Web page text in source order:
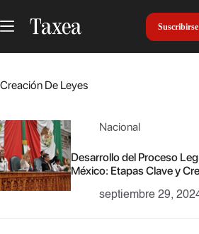
al
contenido
Suscribirse
Creación De Leyes
Nacional
Desarrollo del Proceso
México: Etapas Clave y
septiembre 29,